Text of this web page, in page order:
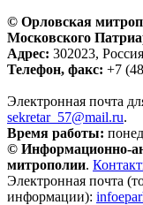
© Орловская
Московского
Адрес: 302023,
Телефон, факс: +7
Электронная почта
sekretar_57@mail.ru.
Время работы:
© Информационно-
митрополии.
Электронная почта
информации):